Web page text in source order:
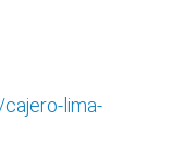
lima-